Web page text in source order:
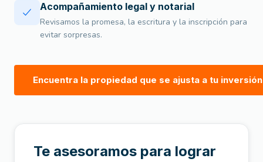
Acompañamiento legal y notarial
Revisamos la promesa, la escritura y la inscripción para
evitar sorpresas.
Encuentra la propiedad que se ajusta a tu inversión
Te asesoramos para lograr